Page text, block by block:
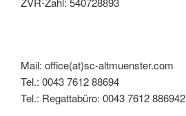
Mail: office(at)sc-altmuenster.com
Tel.: 0043 7612 88694
Tel.: Regattabüro: 0043 7612 886942